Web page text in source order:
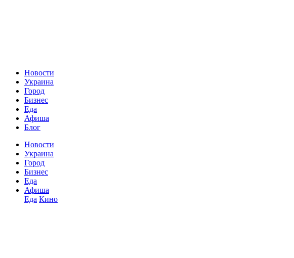
Новости
Украина
Город
Бизнес
Еда
Афиша
Блог
Новости
Украина
Город
Бизнес
Еда
Афиша
Еда Кино